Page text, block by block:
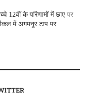
12वीं के परिणामों में छाएपर
में अगमनूर टाप पर